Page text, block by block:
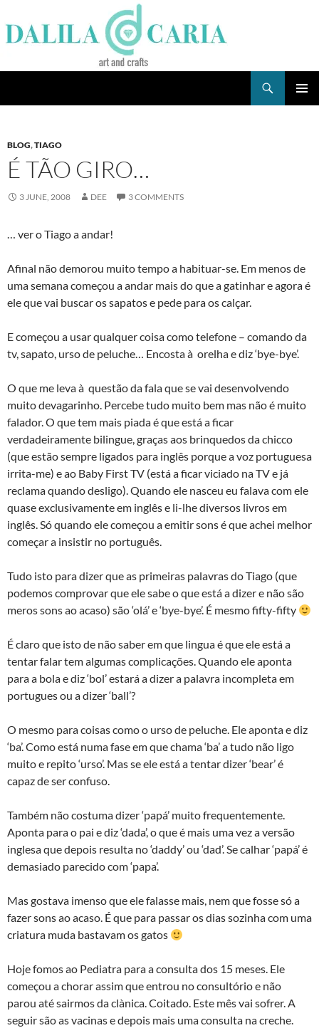
to
content
BLOG,TIAGO
É TÃO GIRO…
3 JUNE, 2008 DEE 3 COMMENTS
… ver o Tiago a andar!
Afinal não demorou muito tempo a habituar-se. Em menos de
uma semana começou a andar mais do que a gatinhar e agora é
ele que vai buscar os sapatos e pede para os calçar.
E começou a usar qualquer coisa como telefone – comando da
tv, sapato, urso de peluche… Encosta à orelha e diz ‘bye-bye’.
O que me leva à questão da fala que se vai desenvolvendo
muito devagarinho. Percebe tudo muito bem mas não é muito
falador. O que tem mais piada é que está a ficar
verdadeiramente bilingue, graças aos brinquedos da chicco
(que estão sempre ligados para inglês porque a voz portuguesa
irrita-me) e ao Baby First TV (está a ficar viciado na TV e já
reclama quando desligo). Quando ele nasceu eu falava com ele
quase exclusivamente em inglês e li-lhe diversos livros em
inglês. Só quando ele começou a emitir sons é que achei melhor
começar a insistir no português.
Tudo isto para dizer que as primeiras palavras do Tiago (que
podemos comprovar que ele sabe o que está a dizer e não são
meros sons ao acaso) são ‘olá’ e ‘bye-bye’. É mesmo fifty-fifty
É claro que isto de não saber em que lingua é que ele está a
tentar falar tem algumas complicações. Quando ele aponta
para a bola e diz ‘bol’ estará a dizer a palavra incompleta em
portugues ou a dizer ‘ball’?
O mesmo para coisas como o urso de peluche. Ele aponta e diz
‘ba’. Como está numa fase em que chama ‘ba’ a tudo não ligo
muito e repito ‘urso’. Mas se ele está a tentar dizer ‘bear’ é
capaz de ser confuso.
Também não costuma dizer ‘papá’ muito frequentemente.
Aponta para o pai e diz ‘dada’, o que é mais uma vez a versão
inglesa que depois resulta no ‘daddy’ ou ‘dad’. Se calhar ‘papá’ é
demasiado parecido com ‘papa’.
Mas gostava imenso que ele falasse mais, nem que fosse só a
fazer sons ao acaso. É que para passar os dias sozinha com uma
criatura muda bastavam os gatos
Hoje fomos ao Pediatra para a consulta dos 15 meses. Ele
começou a chorar assim que entrou no consultório e não
parou até sairmos da clà­nica. Coitado. Este mês vai sofrer. A
seguir são as vacinas e depois mais uma consulta na creche.